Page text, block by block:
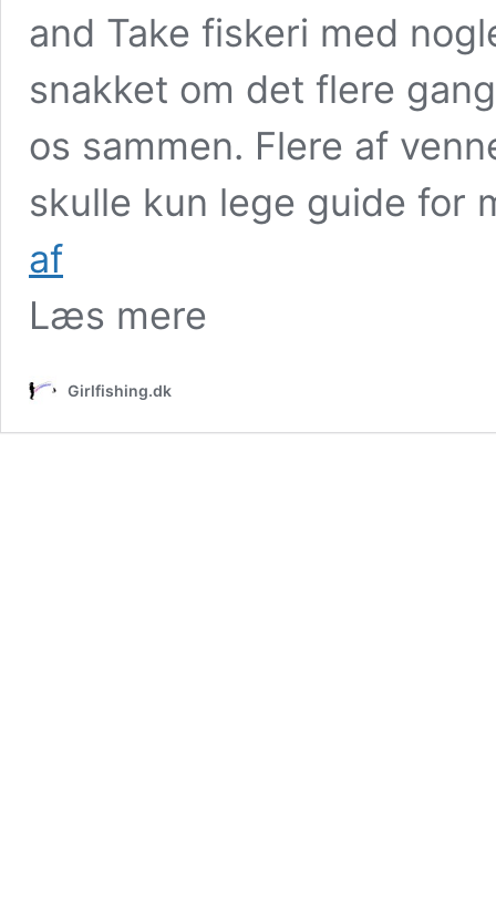
and Take fiskeri med
snakket om det flere
os sammen. Flere af
skulle kun lege guide for
afFiskeri
venner:
Kærshovedgård
and
Læs mere
Girlfishing.dk